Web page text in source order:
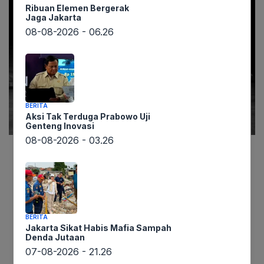
Lintaswarta.co.id melaporkan, dua kekuatan
politik besar di Indonesia, Partai Kebangkitan
Bangsa (PKB) dan Partai Golkar, segera
mengambil langkah tegas dengan memanggil
anggota Dewan Perwakilan Rakyat Daerah
(DPRD) Kabupaten Timor Tengah Utara (TTU).
Pemanggilan ini terkait dugaan intimidasi yang
Ribuan Elemen Bergerak
Jaga Jakarta
08-08-2026 - 06.26
BERITA
Aksi Tak Terduga Prabowo Uji
Genteng Inovasi
08-08-2026 - 03.26
BERITA
Jakarta Sikat Habis Mafia Sampah
Denda Jutaan
07-08-2026 - 21.26